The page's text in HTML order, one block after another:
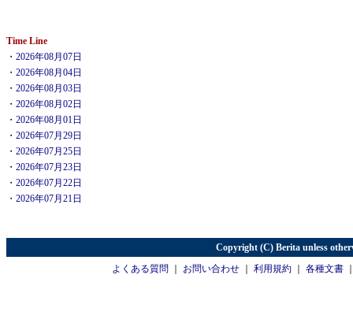
Time Line
・ 2026年08月07日
・ 2026年08月04日
・ 2026年08月03日
・ 2026年08月02日
・ 2026年08月01日
・ 2026年07月29日
・ 2026年07月25日
・ 2026年07月23日
・ 2026年07月22日
・ 2026年07月21日
Copyright (C) Berita unless
よくある質問
お問い合わせ 利用規約 各種文書